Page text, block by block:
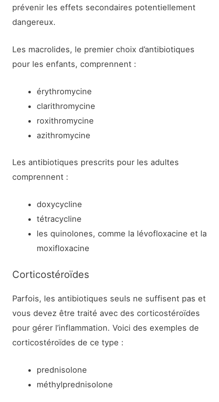
prévenir les effets secondaires potentiellement
dangereux.
Les macrolides, le premier choix d’antibiotiques
pour les enfants, comprennent :
érythromycine
clarithromycine
roxithromycine
azithromycine
Les antibiotiques prescrits pour les adultes
comprennent :
doxycycline
tétracycline
les quinolones, comme la lévofloxacine et la
moxifloxacine
Corticostéroïdes
Parfois, les antibiotiques seuls ne suffisent pas et
vous devez être traité avec des corticostéroïdes
pour gérer l’inflammation. Voici des exemples de
corticostéroïdes de ce type :
prednisolone
méthylprednisolone